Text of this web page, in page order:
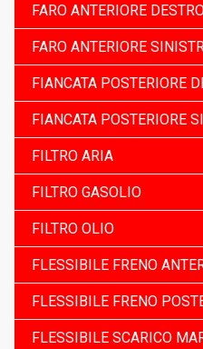
FARO ANTERIORE
FARO ANTERIORE
FIANCATA POSTERIORE
FIANCATA POSTERIORE
FILTRO ARIA
FILTRO GASOLIO
FILTRO OLIO
FLESSIBILE FRENO
FLESSIBILE FRENO
FLESSIBILE SCARICO